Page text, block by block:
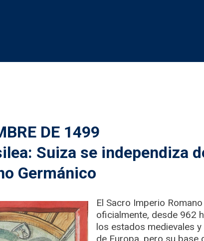
DE 1499
Suiza se independiza
Germánico
El Sacro Imperio
oficialmente, desde 962
los estados medievales
de Europa, pero su base